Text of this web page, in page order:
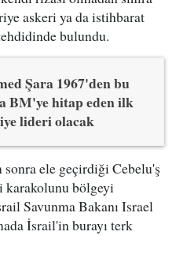
askeri ya da istihbarat
tehdidinde bulundu.
Şara 1967'den bu
BM'ye hitap eden ilk
lideri olacak
ele geçirdiği Cebelu'ş
karakolunu bölgeyi
Savunma Bakanı Israel
İsrail'in burayı terk